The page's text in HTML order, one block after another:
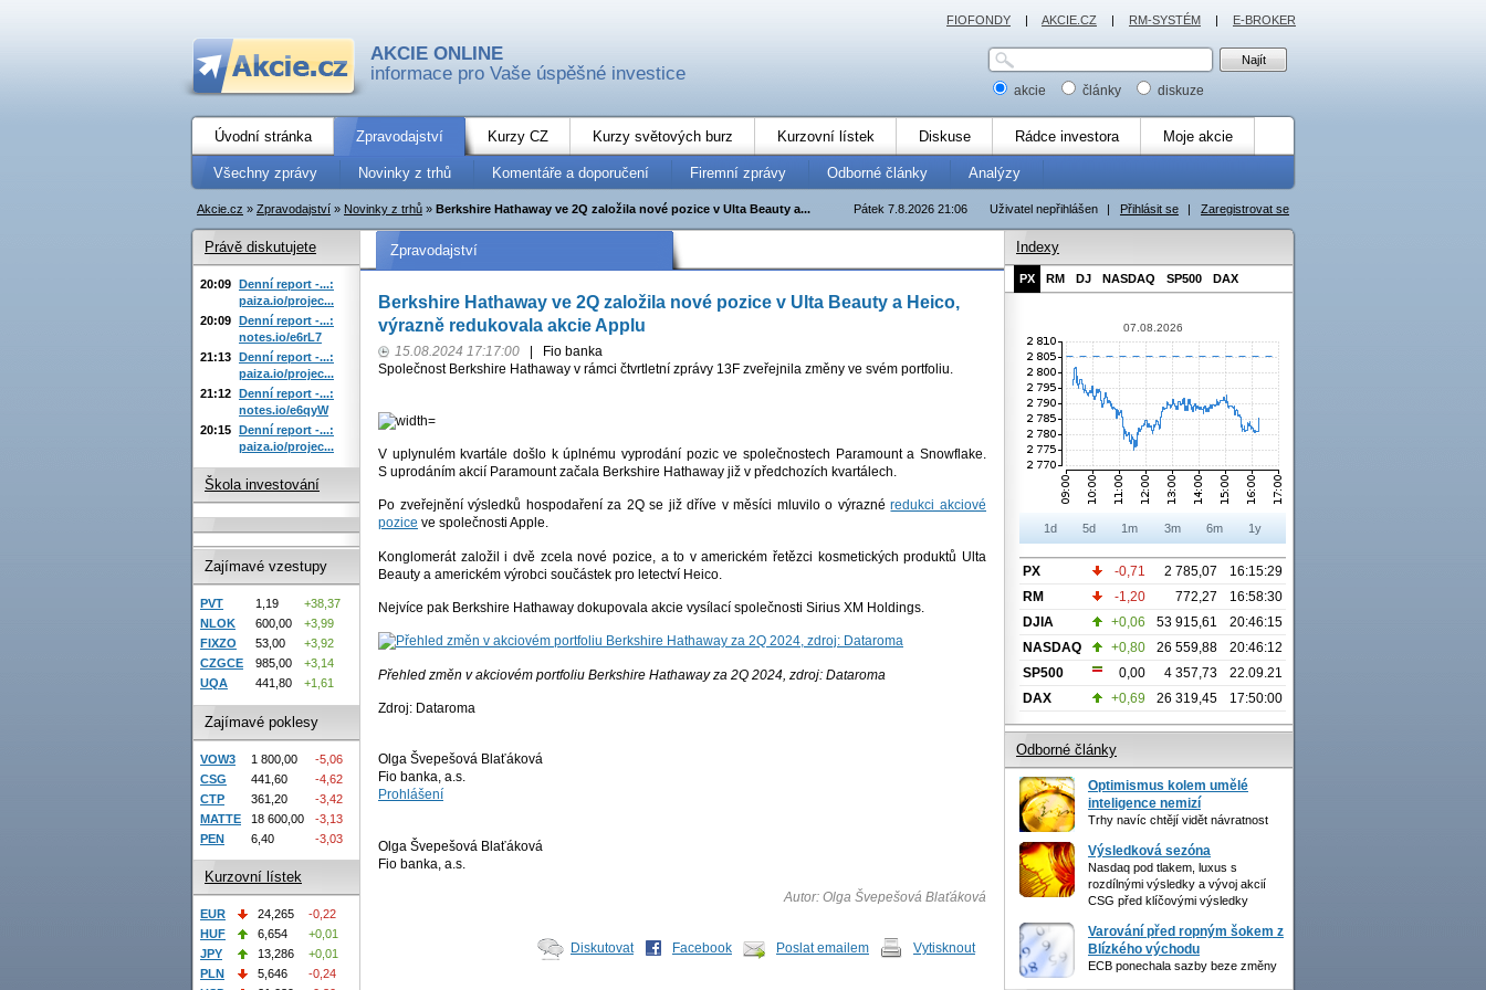
AKCIE ONLINE
informace pro Vaše úspěšné investice
akcie články diskuze
Úvodní stránka Zpravodajství Kurzy CZ Kurzy světových burz Kurzovní lístek Diskuse Rádce investora Moje akcie
Všechny zprávy Novinky z trhů Komentáře a doporučení Firemní zprávy Odborné články Analýzy
Uživatel nepřihlášen | Přihlásit se | Zaregistrovat se
Pátek 7.8.2026 21:06
Akcie.cz » Zpravodajství » Novinky z trhů » Berkshire Hathaway ve 2Q založila nové pozice v Ulta Beauty a...
Zpravodajství
Berkshire Hathaway ve 2Q založila nové pozice v Ulta Beauty a Heico,
výrazně redukovala akcie Applu
15.08.2024 17:17:00
Fio banka
Společnost Berkshire Hathaway v rámci čtvrtletní zprávy 13F zveřejnila změny ve svém portfoliu.
V uplynulém kvartále došlo k úplnému vyprodání pozic ve společnostech Paramount a Snowflake.
S uprodáním akcií Paramount začala Berkshire Hathaway již v předchozích kvartálech.
Po zveřejnění výsledků hospodaření za 2Q se již dříve v měsíci mluvilo o výraznéredukci akciové
pozice ve společnosti Apple.
Konglomerát založil i dvě zcela nové pozice, a to v americkém řetězci kosmetických produktů Ulta
Beauty a americkém výrobci součástek pro letectví Heico.
Nejvíce pak Berkshire Hathaway dokupovala akcie vysílací společnosti Sirius XM Holdings.
Přehled změn v akciovém portfoliu Berkshire Hathaway za 2Q 2024, zdroj: Dataroma
Zdroj: Dataroma
Olga Švepešová Blaťáková
Fio banka, a.s.
Prohlášení
Olga Švepešová Blaťáková
Fio banka, a.s.
Autor: Olga Švepešová Blaťáková
Diskutovat Facebook Poslat emailem Vytisknout
Právě diskutujete
20:09 Denní report -...:
paiza.io/projec...
20:09 Denní report -...:
notes.io/e6rL7
21:13 Denní report -...:
paiza.io/projec...
21:12 Denní report -...:
notes.io/e6qyW
20:15 Denní report -...:
paiza.io/projec...
Škola investování
Zajímavé vzestupy
PVT 1,19
+38,37
NLOK
600,00
+3,99
FIXZO
53,00
+3,92
CZGCE
985,00
+3,14
UQA
441,80 +1,61
Zajímavé poklesy
VOW3 1 800,00
-5,06
CSG
441,60
-4,62
CTP
361,20
-3,42
MATTE
18 600,00
-3,13
PEN
6,40 -3,03
Kurzovní lístek
EUR 24,265
-0,22
HUF
6,654
+0,01
JPY
13,286
+0,01
PLN
5,646
-0,24
Indexy
PX RM DJ NASDAQ SP500 DAX
07.08.2026
1d 5d 1m 3m 6m 1y
PX -0,71 2 785,07
16:15:29
RM
-1,20 772,27
16:58:30
DJIA
+0,06 53 915,61
20:46:15
NASDAQ
+0,80 26 559,88
20:46:12
SP500
0,00 4 357,73
22.09.21
DAX
+0,69 26 319,45 17:50:00
Odborné články
Optimismus kolem umělé
inteligence nemizí
Trhy navíc chtějí vidět návratnost
Výsledková sezóna
Nasdaq pod tlakem, luxus s
rozdílnými výsledky a vývoj akcií
CSG před klíčovými výsledky
Varování před ropným šokem z
Blízkého východu
ECB ponechala sazby beze změny
FIOFONDY | AKCIE.CZ | RM-SYSTÉM | E-BROKER